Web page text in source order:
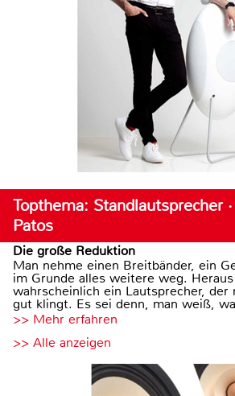
Topthema: Standlautsprecher
Patos
Die große Reduktion
Man nehme einen Breitbänder, ein
im Grunde alles weitere weg.
wahrscheinlich ein Lautsprecher, der
gut klingt. Es sei denn, man weiß,
>> Mehr erfahren
>> Alle anzeigen